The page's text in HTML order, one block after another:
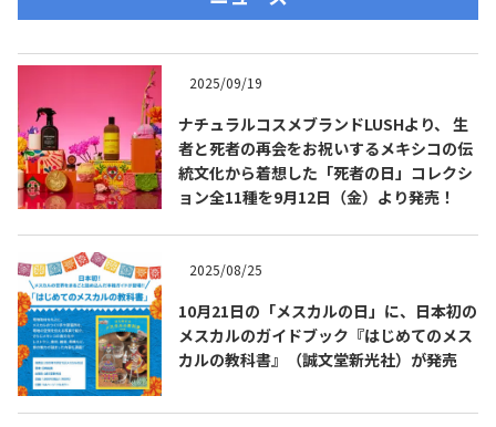
2025/09/19
ナチュラルコスメブランドLUSHより、 生
者と死者の再会をお祝いするメキシコの伝
統文化から着想した「死者の日」コレクシ
ョン全11種を9月12日（金）より発売！
2025/08/25
10月21日の「メスカルの日」に、日本初の
メスカルのガイドブック『はじめてのメス
カルの教科書』（誠文堂新光社）が発売